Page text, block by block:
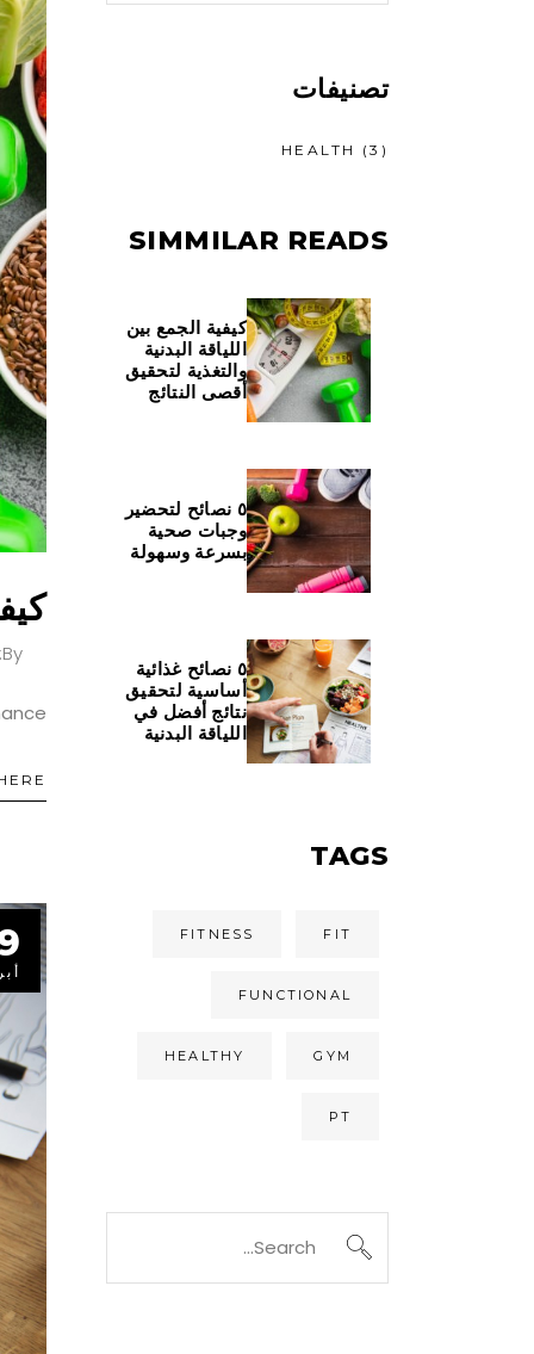
By:
تصنيفات
HEALTH (3)
SIMMILAR READS
كيفية الجمع بين
اللياقة البدنية
والتغذية لتحقيق
أقصى النتائج
٥ نصائح لتحضير
وجبات صحية
بسرعة وسهولة
٥ نصائح غذائية
أساسية لتحقيق
نتائج أفضل في
اللياقة البدنية
TAGS
FIT
FITNESS
FUNCTIONAL
GYM
HEALTHY
PT
for: